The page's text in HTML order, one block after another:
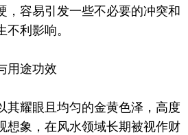
，容易引发一些不必要的冲突和
利影响。
途功效
耀眼且均匀的金黄色泽，高度
想象，在风水领域长期被视作财